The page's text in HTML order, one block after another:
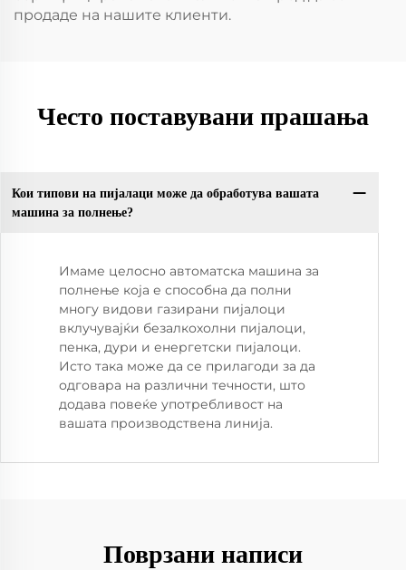
продаде на нашите клиенти.
Често поставувани прашања
Кои типови на пијалаци може да обработува вашата
машина за полнење?
Имаме целосно автоматска машина за
полнење која е способна да полни
многу видови газирани пијалоци
вклучувајќи безалкохолни пијалоци,
пенка, дури и енергетски пијалоци.
Исто така може да се прилагоди за да
одговара на различни течности, што
додава повеќе употребливост на
вашата производствена линија.
Поврзани написи